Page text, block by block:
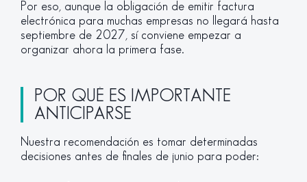
Por eso, aunque la obligación de emitir factura
electrónica para muchas empresas no llegará hasta
septiembre de 2027, sí conviene empezar a
organizar ahora la primera fase.
POR QUÉ ES IMPORTANTE
ANTICIPARSE
Nuestra recomendación es tomar determinadas
decisiones antes de finales de junio para poder: